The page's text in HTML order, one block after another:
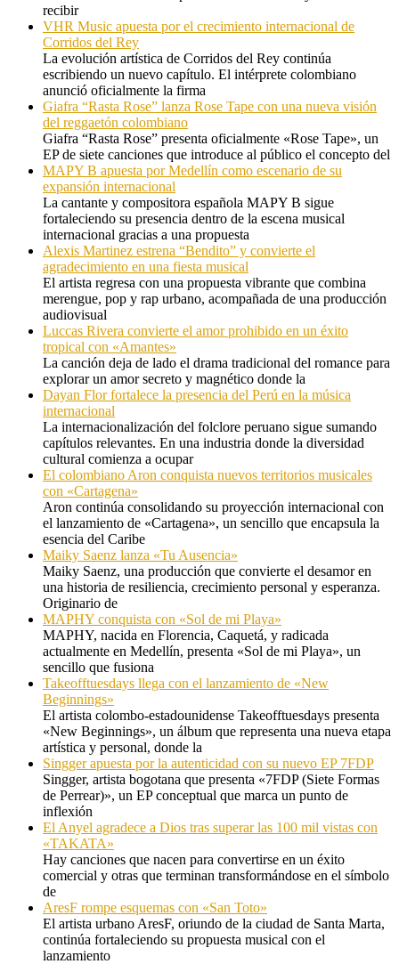
recibir
VHR Music apuesta por el crecimiento internacional de
Corridos del Rey
La evolución artística de Corridos del Rey continúa
escribiendo un nuevo capítulo. El intérprete colombiano
anunció oficialmente la firma
Giafra “Rasta Rose” lanza Rose Tape con una nueva visión
del reggaetón colombiano
Giafra “Rasta Rose” presenta oficialmente «Rose Tape», un
EP de siete canciones que introduce al público el concepto del
MAPY B apuesta por Medellín como escenario de su
expansión internacional
La cantante y compositora española MAPY B sigue
fortaleciendo su presencia dentro de la escena musical
internacional gracias a una propuesta
Alexis Martinez estrena “Bendito” y convierte el
agradecimiento en una fiesta musical
El artista regresa con una propuesta vibrante que combina
merengue, pop y rap urbano, acompañada de una producción
audiovisual
Luccas Rivera convierte el amor prohibido en un éxito
tropical con «Amantes»
La canción deja de lado el drama tradicional del romance para
explorar un amor secreto y magnético donde la
Dayan Flor fortalece la presencia del Perú en la música
internacional
La internacionalización del folclore peruano sigue sumando
capítulos relevantes. En una industria donde la diversidad
cultural comienza a ocupar
El colombiano Aron conquista nuevos territorios musicales
con «Cartagena»
Aron continúa consolidando su proyección internacional con
el lanzamiento de «Cartagena», un sencillo que encapsula la
esencia del Caribe
Maiky Saenz lanza «Tu Ausencia»
Maiky Saenz, una producción que convierte el desamor en
una historia de resiliencia, crecimiento personal y esperanza.
Originario de
MAPHY conquista con «Sol de mi Playa»
MAPHY, nacida en Florencia, Caquetá, y radicada
actualmente en Medellín, presenta «Sol de mi Playa», un
sencillo que fusiona
Takeofftuesdays llega con el lanzamiento de «New
Beginnings»
El artista colombo-estadounidense Takeofftuesdays presenta
«New Beginnings», un álbum que representa una nueva etapa
artística y personal, donde la
Singger apuesta por la autenticidad con su nuevo EP 7FDP
Singger, artista bogotana que presenta «7FDP (Siete Formas
de Perrear)», un EP conceptual que marca un punto de
inflexión
El Anyel agradece a Dios tras superar las 100 mil vistas con
«TAKATA»
Hay canciones que nacen para convertirse en un éxito
comercial y otras que terminan transformándose en el símbolo
de
AresF rompe esquemas con «San Toto»
El artista urbano AresF, oriundo de la ciudad de Santa Marta,
continúa fortaleciendo su propuesta musical con el
lanzamiento